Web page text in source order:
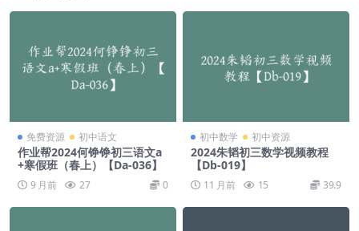
免费资源 初中语文
作业帮2024何铮铮初三语文a
+寒假班（春上）【Da-036】
9 月前 27 0
初中数学 初中资源
2024朱韬初三数学视频教程
【Db-019】
11 月前 15 39.9